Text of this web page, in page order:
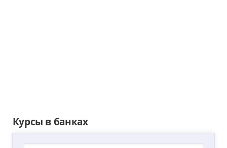
Курсы в банках